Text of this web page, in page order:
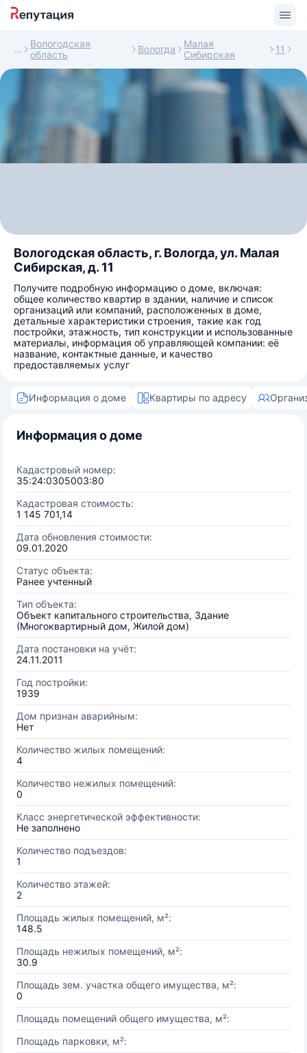
Вологодская
область
Вологда
Малая
Сибирская
11
Вологодская область, г. Вологда, ул. Малая
Сибирская, д. 11
Получите подробную информацию о доме, включая:
общее количество квартир в здании, наличие и список
организаций или компаний, расположенных в доме,
детальные характеристики строения, такие как год
постройки, этажность, тип конструкции и использованные
материалы, информация об управляющей компании: её
название, контактные данные, и качество
предоставляемых услуг
Информация о доме Квартиры по адресу
Информация о доме
Кадастровый номер:
35:24:0305003:80
Кадастровая стоимость:
1 145 701,14
Дата обновления стоимости:
09.01.2020
Статус объекта:
Ранее учтенный
Тип объекта:
Объект капитального строительства, Здание
(Многоквартирный дом, Жилой дом)
Дата постановки на учёт:
24.11.2011
Год постройки:
1939
Дом признан аварийным:
Нет
Количество жилых помещений:
4
Количество нежилых помещений:
0
Класс энергетической эффективности:
Не заполнено
Количество подъездов:
1
Количество этажей:
2
Площадь жилых помещений, м²:
148.5
Площадь нежилых помещений, м²:
30.9
Площадь зем. участка общего имущества, м²:
0
Площадь помещений общего имущества, м²:
Площадь парковки, м²: